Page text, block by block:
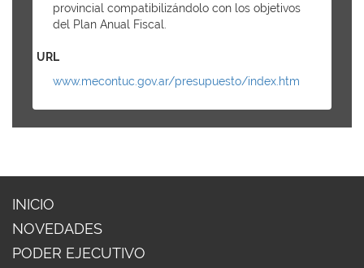
provincial compatibilizándolo con los objetivos
del Plan Anual Fiscal.
URL
www.mecontuc.gov.ar/presupuesto/index.htm
INICIO
NOVEDADES
PODER EJECUTIVO